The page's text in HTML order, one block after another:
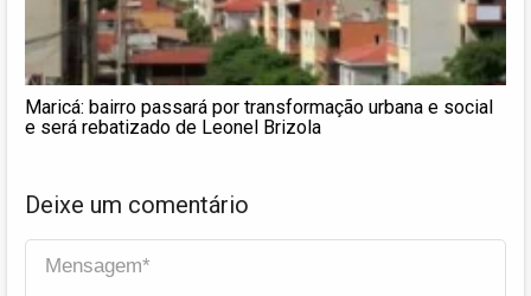
Maricá: bairro passará por transformação urbana e social
e será rebatizado de Leonel Brizola
Deixe um comentário